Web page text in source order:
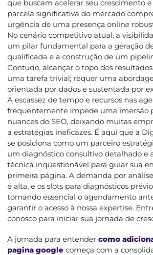
que buscam acelerar seu crescimento
parcela significativa do mercado
urgência de uma presença online
No cenário competitivo atual, a
um pilar fundamental para a geração
qualificada e a construção de um
Contudo, alcançar o topo dos
uma tarefa trivial; requer uma
orientada por dados e sustentada por
A escassez de tempo e recursos nas
frequentemente impede uma imersão
nuances do SEO, deixando muitas
a estratégias ineficazes. É aqui que a
se posiciona como um parceiro
um diagnóstico consultivo detalhado e
técnica inquestionável para guiar sua
primeira página. A demanda por
é alta, e os slots para diagnósticos
tornando essencial o agendamento
garantir o acesso à nossa expertise.
conosco para iniciar sua jornada de
A jornada para entender como
pagina google começa com a